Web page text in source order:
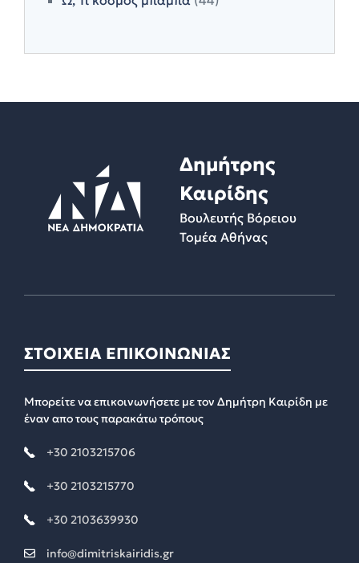
Δημήτρης
Καιρίδης
Βουλευτής Βόρειου
Τομέα Αθήνας
ΣΤΟΙΧΕΙΑ ΕΠΙΚΟΙΝΩΝΙΑΣ
Μπορείτε να επικοινωνήσετε με τον Δημήτρη Καιρίδη με
έναν απο τους παρακάτω τρόπους
+30 2103215706
+30 2103215770
+30 2103639930
info@dimitriskairidis.gr